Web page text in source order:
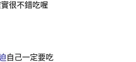
很不錯吃喔
自己一定要吃